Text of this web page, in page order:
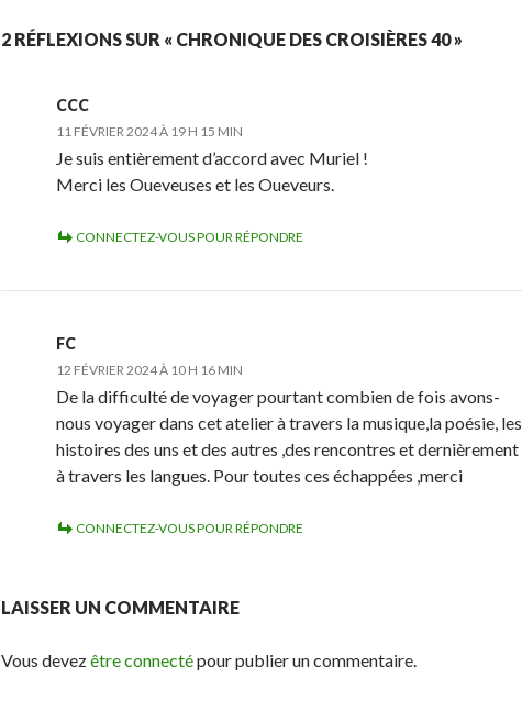
2 RÉFLEXIONS SUR « CHRONIQUE DES CROISIÈRES 40 »
CCC
11 FÉVRIER 2024 À 19 H 15 MIN
Je suis entièrement d’accord avec Muriel !
Merci les Oueveuses et les Oueveurs.
CONNECTEZ-VOUS POUR RÉPONDRE
FC
12 FÉVRIER 2024 À 10 H 16 MIN
De la difficulté de voyager pourtant combien de fois avons-
nous voyager dans cet atelier à travers la musique,la poésie, les
histoires des uns et des autres ,des rencontres et dernièrement
à travers les langues. Pour toutes ces échappées ,merci
CONNECTEZ-VOUS POUR RÉPONDRE
LAISSER UN COMMENTAIRE
Vous devezêtre connectépour publier un commentaire.